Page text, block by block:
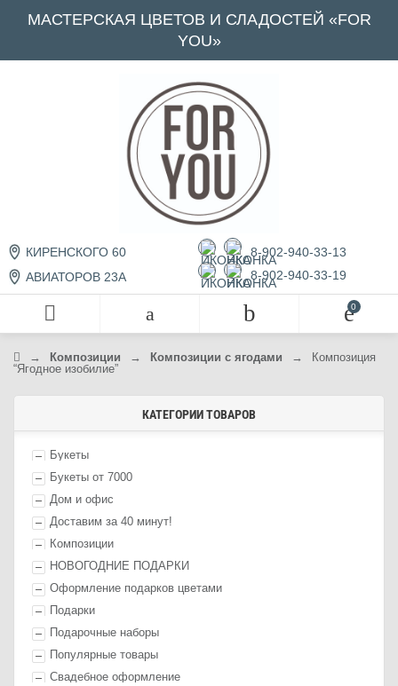
МАСТЕРСКАЯ ЦВЕТОВ И СЛАДОСТЕЙ «FOR
YOU»
КИРЕНСКОГО 60
АВИАТОРОВ 23А
8-902-940-33-13
8-902-940-33-19
→ Композиции → Композиции с ягодами →
Композиция
“Ягодное изобилие”
КАТЕГОРИИ ТОВАРОВ
Букеты
Букеты от 7000
Дом и офис
Доставим за 40 минут!
Композиции
НОВОГОДНИЕ ПОДАРКИ
Оформление подарков цветами
Подарки
Подарочные наборы
Популярные товары
Свадебное оформление